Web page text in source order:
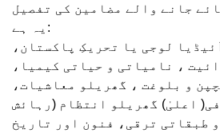
جانے والے مضامین کی تفصیل
یہ ہے:
لوجی یا تحریکِ پاکستان،
، نامیاتی و حیاتی کیمیا،
و بلوغت ، گھریلو معاشیات،
اعلیٰ) گھریلو انتظام (رہائش
طبقاتی ترقی، فنون اور تاریخ